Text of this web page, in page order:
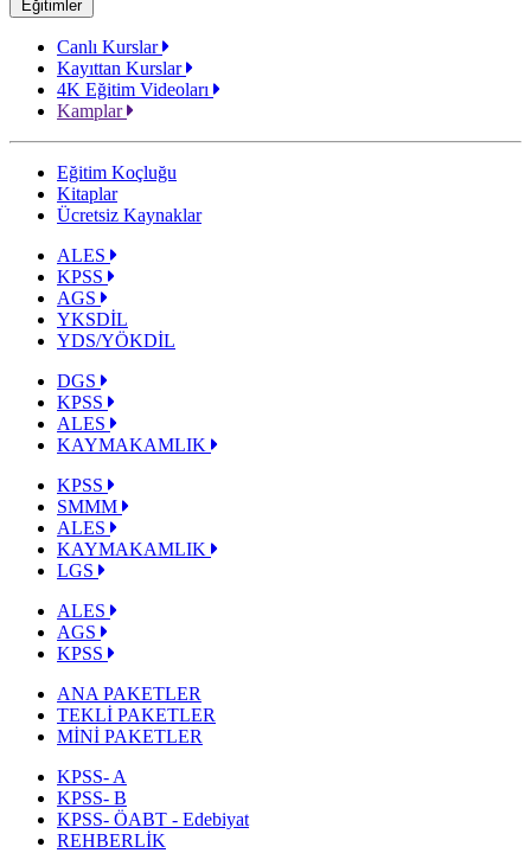
Eğitimler
Canlı Kurslar
Kayıttan Kurslar
4K Eğitim Videoları
Kamplar
Eğitim Koçluğu
Kitaplar
Ücretsiz Kaynaklar
ALES
KPSS
AGS
YKSDİL
YDS/YÖKDİL
DGS
KPSS
ALES
KAYMAKAMLIK
KPSS
SMMM
ALES
KAYMAKAMLIK
LGS
ALES
AGS
KPSS
ANA PAKETLER
TEKLİ PAKETLER
MİNİ PAKETLER
KPSS- A
KPSS- B
KPSS- ÖABT - Edebiyat
REHBERLİK